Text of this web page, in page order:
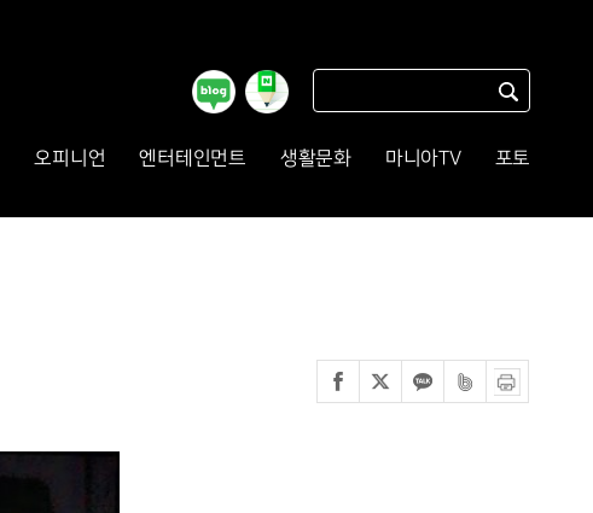
오피니언 엔터테인먼트 생활문화 마니아TV 포토